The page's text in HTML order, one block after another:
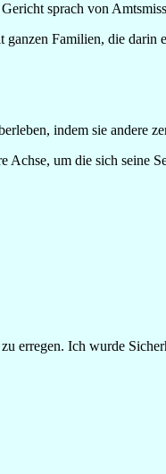
sprach von
Familien, die darin
indem sie andere
um die sich seine
erregen. Ich wurde